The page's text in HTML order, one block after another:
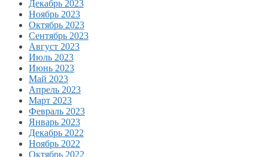
Декабрь 2023
Ноябрь 2023
Октябрь 2023
Сентябрь 2023
Август 2023
Июль 2023
Июнь 2023
Май 2023
Апрель 2023
Март 2023
Февраль 2023
Январь 2023
Декабрь 2022
Ноябрь 2022
Октябрь 2022